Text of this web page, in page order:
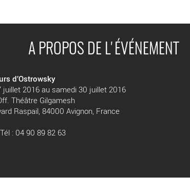
A PROPOS DE L'ÉVÉNEMENT
d’Ostrowsky
juillet 2016 au samedi 30 juillet 2016
Théâtre Gilgamesh
Raspail, 84000 Avignon, France
: 04 90 89 82 63